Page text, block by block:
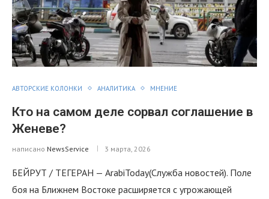
АВТОРСКИЕ КОЛОНКИ АНАЛИТИКА МНЕНИЕ
Кто на самом деле сорвал соглашение в
Женеве?
написано NewsService 3 марта, 2026
БЕЙРУТ / ТЕГЕРАН — ArabiToday(Служба новостей). Поле
боя на Ближнем Востоке расширяется с угрожающей